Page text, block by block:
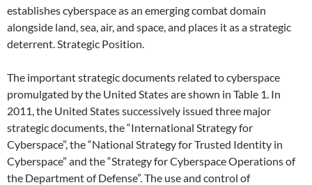
establishes cyberspace as an emerging combat domain
alongside land, sea, air, and space, and places it as a strategic
deterrent. Strategic Position.
The important strategic documents related to cyberspace
promulgated by the United States are shown in Table 1. In
2011, the United States successively issued three major
strategic documents, the “International Strategy for
Cyberspace”, the “National Strategy for Trusted Identity in
Cyberspace” and the “Strategy for Cyberspace Operations of
the Department of Defense”. The use and control of